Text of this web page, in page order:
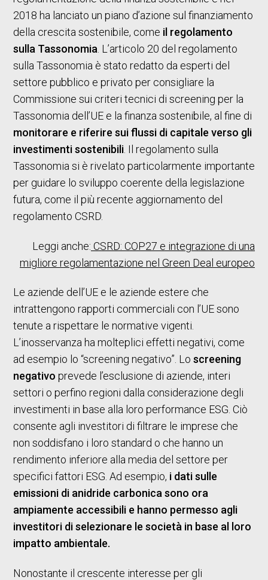
2018 ha lanciato un piano d’azione sul finanziamento
della crescita sostenibile, come il regolamento
sulla Tassonomia . L’articolo 20 del regolamento
sulla Tassonomia è stato redatto da esperti del
settore pubblico e privato per consigliare la
Commissione sui criteri tecnici di screening per la
Tassonomia dell’UE e la finanza sostenibile, al fine di
monitorare e riferire sui flussi di capitale verso gli
investimenti sostenibili . Il regolamento sulla
Tassonomia si è rivelato particolarmente importante
per guidare lo sviluppo coerente della legislazione
futura, come il più recente aggiornamento del
regolamento CSRD.
Leggi anche: CSRD: COP27 e integrazione di una
migliore regolamentazione nel Green Deal europeo
Le aziende dell’UE e le aziende estere che
intrattengono rapporti commerciali con l’UE sono
tenute a rispettare le normative vigenti.
L’inosservanza ha molteplici effetti negativi, come
ad esempio lo “screening negativo”. Lo screening
negativo prevede l’esclusione di aziende, interi
settori o perfino regioni dalla considerazione degli
investimenti in base alla loro performance ESG. Ciò
consente agli investitori di filtrare le imprese che
non soddisfano i loro standard o che hanno un
rendimento inferiore alla media del settore per
specifici fattori ESG. Ad esempio, i dati sulle
emissioni di anidride carbonica sono ora
ampiamente accessibili e hanno permesso agli
investitori di selezionare le società in base al loro
impatto ambientale.
Nonostante il crescente interesse per gli